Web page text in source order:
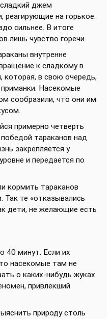
джем
реагирующие на горькое.
сильнее. В итоге
лишь чувство горечи.
внутренне
к сладкому в
которая, в свою очередь,
Насекомые
сообразили, что они им
примерно четверть
тараканов над
закрепляется у
и передается по
кормить тараканов
Так те «отказывались
дети, не желающие есть
40 минут. Если их
насекомые там не
о каких-нибудь жуках
привлекший
природу столь